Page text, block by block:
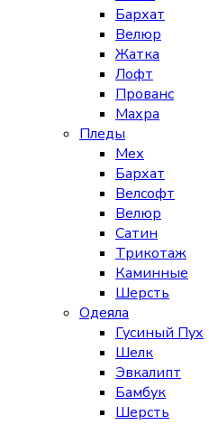
Бархат
Велюр
Жатка
Лофт
Прованс
Махра
Пледы
Мех
Бархат
Велсофт
Велюр
Сатин
Трикотаж
Каминные
Шерсть
Одеяла
Гусиный Пух
Шелк
Эвкалипт
Бамбук
Шерсть